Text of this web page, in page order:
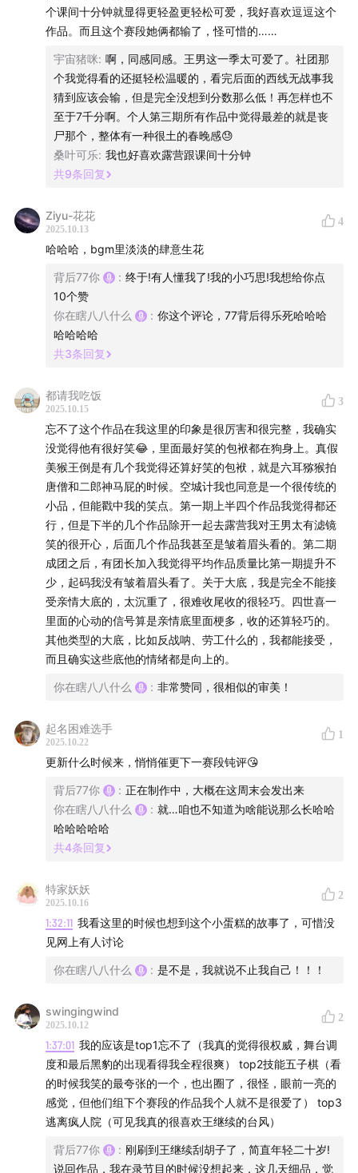
Time Line：
正片节目钝评
01:35:507788的个人心水榜单top3
01:38:007788四喜第一赛段的小总结
BGM：
喜人奇妙夜耶耶耶
友情岁月
mission impossible fallout
肆意生花
遇见你多好
技能五子棋
南山南
主播：
77 88
联系方式：
欢迎以各种合法的理由联系我们，我们的邮箱
3054497886@qq.com
77，88，静待君来。
个课间十分钟就显得更轻盈更轻松可爱，我好喜欢逗逗这个
作品。而且这个赛段她俩都输了，怪可惜的……
宇宙猪咪: 啊，同感同感。王男这一季太可爱了。社团那
个我觉得看的还挺轻松温暖的，看完后面的西线无战事我
猜到应该会输，但是完全没想到分数那么低！再怎样也不
至于7千分啊。个人第三期所有作品中觉得最差的就是丧
尸那个，整体有一种很土的春晚感😓
桑叶可乐: 我也好喜欢露营跟课间十分钟
共9条回复
Ziyu-花花
2025.10.13
4
哈哈哈，bgm里淡淡的肆意生花
背后77你 : 终于!有人懂我了!我的小巧思!我想给你点
10个赞
你在瞎八八什么
: 你这个评论，77背后得乐死哈哈哈
哈哈哈哈
共3条回复
都请我吃饭
2025.10.15
3
忘不了这个作品在我这里的印象是很厉害和很完整，我确实
没觉得他有很好笑😂，里面最好笑的包袱都在狗身上。真假
美猴王倒是有几个我觉得还算好笑的包袱，就是六耳猕猴拍
唐僧和二郎神马屁的时候。空城计我也同意是一个很传统的
小品，但能戳中我的笑点。第一期上半四个作品我觉得都还
行，但是下半的几个作品除开一起去露营我对王男太有滤镜
笑的很开心，后面几个作品我甚至是皱着眉头看的。第二期
成团之后，有团长加入我觉得平均作品质量比第一期提升不
少，起码我没有皱着眉头看了。关于大底，我是完全不能接
受亲情大底的，太沉重了，很难收尾收的很轻巧。四世喜一
里面的心动的信号算是亲情底里面梗多，收的还算轻巧的。
其他类型的大底，比如反战呐、劳工什么的，我都能接受，
而且确实这些底他的情绪都是向上的。
你在瞎八八什么 : 非常赞同，很相似的审美！
起名困难选手
2025.10.22
1
更新什么时候来，悄悄催更下一赛段钝评😘
背后77你 : 正在制作中，大概在这周末会发出来
你在瞎八八什么
: 就…咱也不知道为啥能说那么长哈哈
哈哈哈哈哈
共4条回复
特家妖妖
2025.10.16
2
1:32:11 我看这里的时候也想到这个小蛋糕的故事了，可惜没
见网上有人讨论
你在瞎八八什么 : 是不是，我就说不止我自己！！！
swingingwind
2025.10.12
2
1:37:01 我的应该是top1忘不了（我真的觉得很权威，舞台调
度和最后黑豹的出现看得我全程很爽） top2技能五子棋（看
的时候我笑的最夸张的一个，也出圈了，很怪，眼前一亮的
感觉，但他们组下个赛段的作品我个人就不是很爱了） top3
逃离疯人院（可见我真的很喜欢王继续的台风）
背后77你 : 刚刷到王继续刮胡子了，简直年轻二十岁!
说回作品，我在录节目的时候没想起来，这几天细品，觉